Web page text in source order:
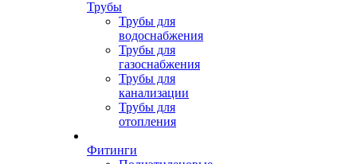
Трубы
Трубы для
водоснабжения
Трубы для
газоснабжения
Трубы для
канализации
Трубы для
отопления
Фитинги